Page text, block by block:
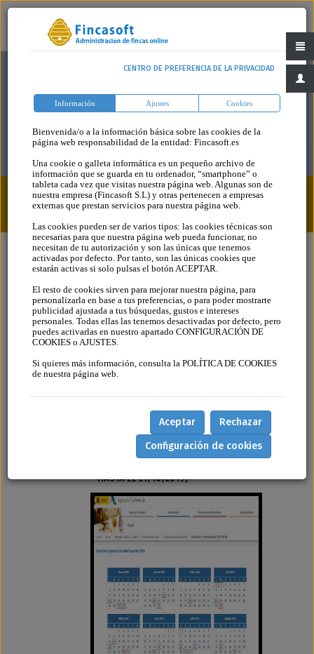
Blog Categoria
CALENDARIO
FISCAL OCTUBRE
2019 - ÚLTIMO DÍA
AGREGADO EL 14 DE OCTUBRE DE
CALENDARIO FISCAL OCTUBRE 2019 -
ÚLTIMO DÍA 16/10/2019
(SI EL PAGO SE DOMICILIA
HASTA EL 21/10/2019)
CENTRO DE PREFERENCIA DE LA PRIVACIDAD
Información Ajustes Cookies
Bienvenida/o a la información básica sobre las cookies de la
página web responsabilidad de la entidad: Fincasoft.es
Una cookie o galleta informática es un pequeño archivo de
información que se guarda en tu ordenador, “smartphone” o
tableta cada vez que visitas nuestra página web. Algunas son de
nuestra empresa (Fincasoft S.L) y otras pertenecen a empresas
externas que prestan servicios para nuestra página web.
Las cookies pueden ser de varios tipos: las cookies técnicas son
necesarias para que nuestra página web pueda funcionar, no
necesitan de tu autorización y son las únicas que tenemos
activadas por defecto. Por tanto, son las únicas cookies que
estarán activas si solo pulsas el botón ACEPTAR.
El resto de cookies sirven para mejorar nuestra página, para
personalizarla en base a tus preferencias, o para poder mostrarte
publicidad ajustada a tus búsquedas, gustos e intereses
personales. Todas ellas las tenemos desactivadas por defecto, pero
puedes activarlas en nuestro apartado CONFIGURACIÓN DE
COOKIES o AJUSTES.
Si quieres más información, consulta la POLÍTICA DE COOKIES
de nuestra página web.
Aceptar
Rechazar
Configuración de cookies